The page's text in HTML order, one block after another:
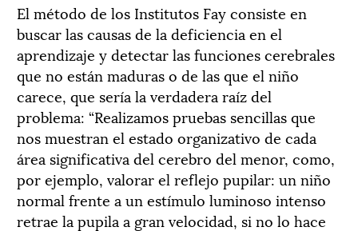
El método de los Institutos Fay consiste en
buscar las causas de la deficiencia en el
aprendizaje y detectar las funciones cerebrales
que no están maduras o de las que el niño
carece, que sería la verdadera raíz del
problema: “Realizamos pruebas sencillas que
nos muestran el estado organizativo de cada
área significativa del cerebro del menor, como,
por ejemplo, valorar el reflejo pupilar: un niño
normal frente a un estímulo luminoso intenso
retrae la pupila a gran velocidad, si no lo hace